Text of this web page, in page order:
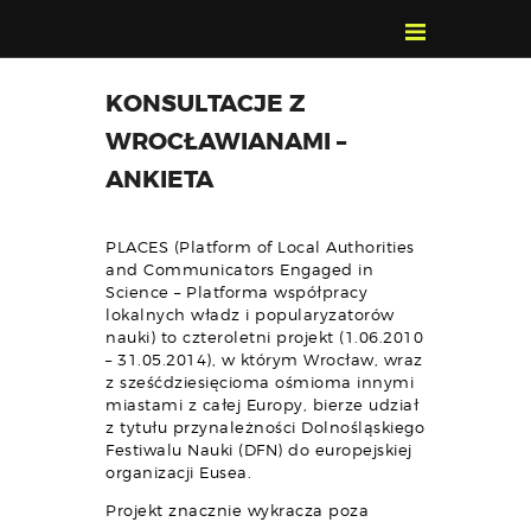
POZNAJ, POLUB,
PAMIĘTAJ!
PROGRAM
WYSZUKIWARKA
WYDARZEŃ
KONSULTACJE Z
WROCŁAWIANAMI –
ANKIETA
PLACES (Platform of Local Authorities
and Communicators Engaged in
Science – Platforma współpracy
lokalnych władz i popularyzatorów
nauki) to czteroletni projekt (1.06.2010
– 31.05.2014), w którym Wrocław, wraz
z sześćdziesięcioma ośmioma innymi
miastami z całej Europy, bierze udział
z tytułu przynależności Dolnośląskiego
Festiwalu Nauki (DFN) do europejskiej
organizacji Eusea.
Projekt znacznie wykracza poza